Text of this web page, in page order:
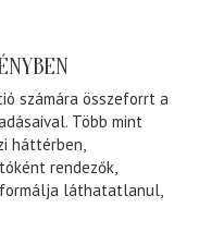
számára összeforrt a
Több mint
háttérben,
rendezők,
láthatatlanul,